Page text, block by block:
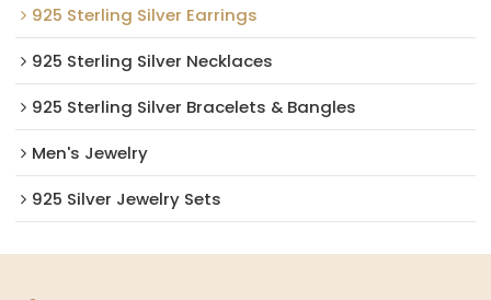
925 Sterling Silver Earrings
925 Sterling Silver Necklaces
925 Sterling Silver Bracelets & Bangles
Men's Jewelry
925 Silver Jewelry Sets